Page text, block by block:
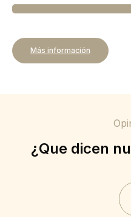
Más información
¿Que dicen